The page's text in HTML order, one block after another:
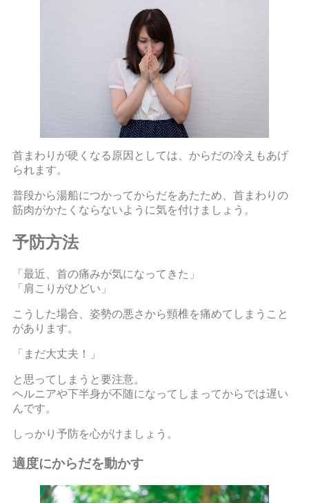
首まわりが硬くなる原因としては、からだの冷えもあげ
られます。
普段から湯船につかってからだをあたため、首まわりの
筋肉がかたくならないように気を付けましょう。
予防方法
「最近、首の痛みが気になってきた」
「肩こりがひどい」
こうした場合、姿勢の悪さから頸椎を痛めてしまうこと
があります。
「まだ大丈夫！」
と思ってしまうと要注意。
ヘルニアや下半身が不随になってしまってからでは遅い
んです。
しっかり予防を心がけましょう。
適度にからだを動かす